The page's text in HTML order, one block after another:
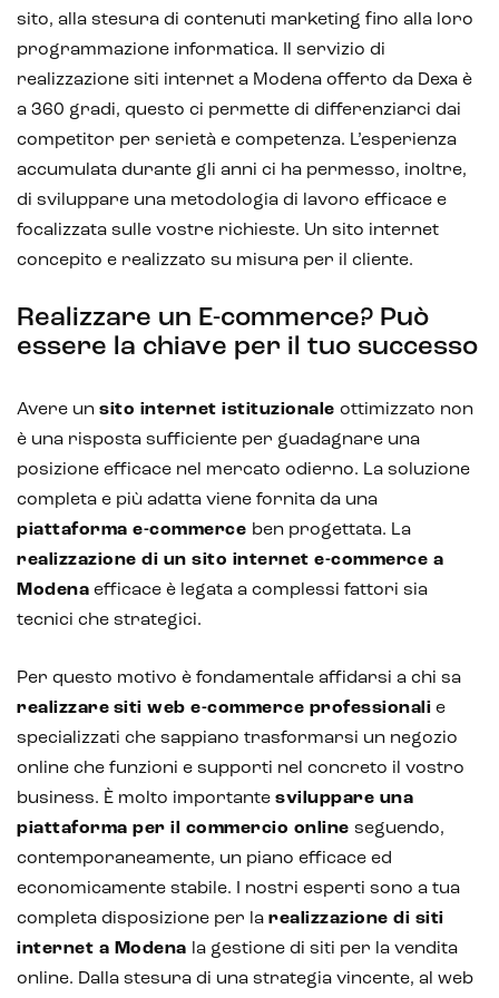
sito, alla stesura di contenuti marketing fino alla loro
programmazione informatica. Il servizio di
realizzazione siti internet a Modena offerto da Dexa è
a 360 gradi, questo ci permette di differenziarci dai
competitor per serietà e competenza. L’esperienza
accumulata durante gli anni ci ha permesso, inoltre,
di sviluppare una metodologia di lavoro efficace e
focalizzata sulle vostre richieste. Un sito internet
concepito e realizzato su misura per il cliente.
Realizzare un E-commerce? Può
essere la chiave per il tuo successo
Avere un sito internet istituzionale ottimizzato non
è una risposta sufficiente per guadagnare una
posizione efficace nel mercato odierno. La soluzione
completa e più adatta viene fornita da una
piattaforma e-commerce ben progettata. La
realizzazione di un sito internet e-commerce a
Modena efficace è legata a complessi fattori sia
tecnici che strategici.
Per questo motivo è fondamentale affidarsi a chi sa
realizzare siti web e-commerce professionali e
specializzati che sappiano trasformarsi un negozio
online che funzioni e supporti nel concreto il vostro
business. È molto importante sviluppare una
piattaforma per il commercio online seguendo,
contemporaneamente, un piano efficace ed
economicamente stabile. I nostri esperti sono a tua
completa disposizione per la realizzazione di siti
internet a Modena la gestione di siti per la vendita
online. Dalla stesura di una strategia vincente, al web